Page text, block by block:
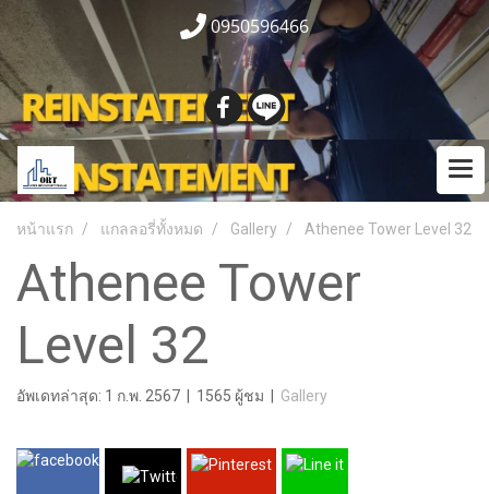
0950596466
หน้าแรก แกลลอรี่ทั้งหมด Gallery Athenee Tower Level 32
Athenee Tower
Level 32
อัพเดทล่าสุด: 1 ก.พ. 2567 1565 ผู้ชม Gallery